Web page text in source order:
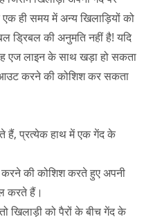
ही समय में अन्य खिलाड़ियों को
की अनुमति नहीं है! यदि
एज लाइन के साथ खड़ा हो सकता
करने की कोशिश कर सकता
हैं, प्रत्येक हाथ में एक गेंद के
की कोशिश करते हुए अपनी
करते हैं।
खिलाड़ी को पैरों के बीच गेंद के